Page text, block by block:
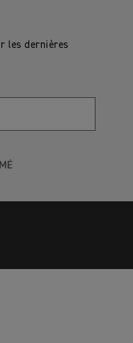
les dernières